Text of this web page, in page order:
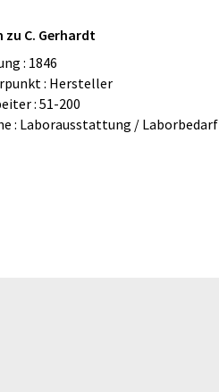
zu C. Gerhardt
: 1846
: Hersteller
: 51-200
: Laborausstattung / Laborbedarf